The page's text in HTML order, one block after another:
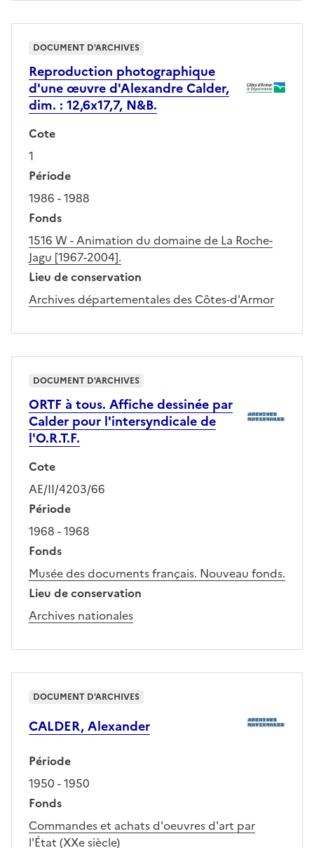
Reproduction photographique
d'une œuvre d'Alexandre Calder,
dim. : 12,6x17,7, N&B.
Cote
1
Période
1986 - 1988
Fonds
1516 W - Animation du domaine de La Roche-
Jagu [1967-2004].
Lieu de conservation
Archives départementales des Côtes-d'Armor
DOCUMENT D'ARCHIVES
ORTF à tous. Affiche dessinée par
Calder pour l'intersyndicale de
l'O.R.T.F.
Cote
AE/II/4203/66
Période
1968 - 1968
Fonds
Musée des documents français. Nouveau fonds.
Lieu de conservation
Archives nationales
DOCUMENT D'ARCHIVES
CALDER, Alexander
Période
1950 - 1950
Fonds
Commandes et achats d'oeuvres d'art par
l'État (XXe siècle)
DOCUMENT D'ARCHIVES